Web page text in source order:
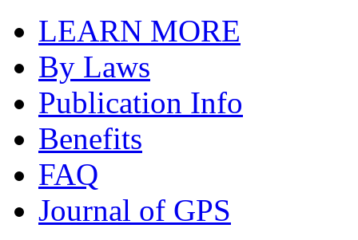
LEARN MORE
By Laws
Publication Info
Benefits
FAQ
Journal of GPS